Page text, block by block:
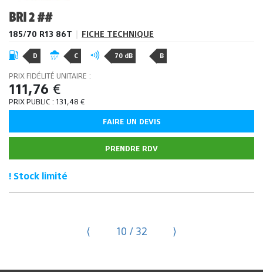
BRI 2 ##
185/70 R13 86T FICHE TECHNIQUE
D C 70 dB B
PRIX FIDÉLITÉ UNITAIRE :
111,76 €
PRIX PUBLIC : 131,48 €
FAIRE UN DEVIS
PRENDRE RDV
! Stock limité
⟨ 10 / 32 ⟩